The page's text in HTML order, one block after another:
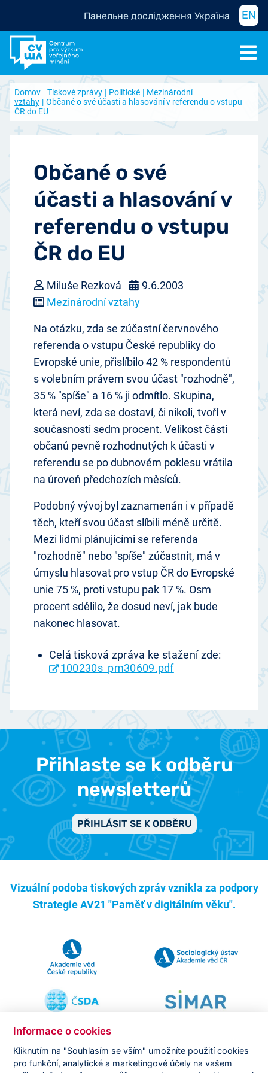
Панельне дослідження Україна EN
Domov Tiskové zprávy Politické
Mezinárodní
vztahy
Občané o své účasti a hlasování v referendu o vstupu
ČR do EU
Občané o své
účasti a hlasování v
referendu o vstupu
ČR do EU
Miluše Rezková
9.6.2003
Mezinárodní vztahy
Na otázku, zda se zúčastní červnového
referenda o vstupu České republiky do
Evropské unie, přislíbilo 42 % respondentů
s volebním právem svou účast "rozhodně",
35 % "spíše" a 16 % ji odmítlo. Skupina,
která neví, zda se dostaví, či nikoli, tvoří v
současnosti sedm procent. Velikost části
občanů pevně rozhodnutých k účasti v
referendu se po dubnovém poklesu vrátila
na úroveň předchozích měsíců.
Podobný vývoj byl zaznamenán i v případě
těch, kteří svou účast slíbili méně určitě.
Mezi lidmi plánujícími se referenda
"rozhodně" nebo "spíše" zúčastnit, má v
úmyslu hlasovat pro vstup ČR do Evropské
unie 75 %, proti vstupu pak 17 %. Osm
procent sdělilo, že dosud neví, jak bude
nakonec hlasovat.
Celá tisková zpráva ke stažení zde:
100230s_pm30609.pdf
Přihlaste se k odběru
newsletterů
PŘIHLÁSIT SE K ODBĚRU
Vizuální podoba tiskových zpráv vznikla za podpory
Strategie AV21 "Paměť v digitálním věku".
Informace o cookies
Kliknutím na "Souhlasím se vším" umožníte použití cookies
pro funkční, analytické a marketingové účely na vašem